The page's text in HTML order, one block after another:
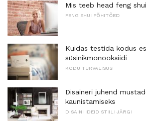
Mis teeb head feng
FENG SHUI PÕHITÕED
Kuidas testida kodus
süsinikmonooksiidi
KODU TURVALISUS
Disaineri juhend
kaunistamiseks
DISAINI IDEID STIILI JÄRGI